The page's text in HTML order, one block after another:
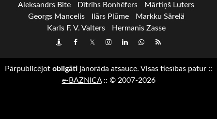
Aleksandrs Bite Dītrihs Bonhēfers
Mārtiņš Luters
Georgs Mancelis
Ilārs Plūme
Markku Särelä
Karls F. V. Valters
Hermanis Zasse
DraugiemFacebook
TwitterInstagram
LinkedInwhatsapp
RSS
Pārpublicējot obligāti jānorāda atsauce. Visas tiesības patur ::
e-BAZNICA:: © 2007-2026